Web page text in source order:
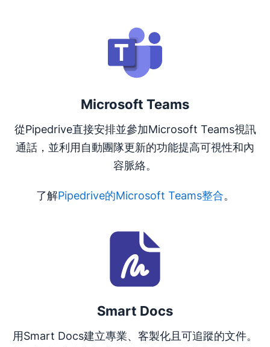
Microsoft Teams
從Pipedrive直接安排並參加Microsoft Teams視訊
通話，並利用自動團隊更新的功能提高可視性和內
容脈絡。
了解Pipedrive的Microsoft Teams整合。
Smart Docs
用Smart Docs建立專業、客製化且可追蹤的文件。